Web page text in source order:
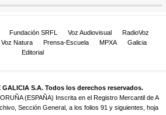
Fundación SRFL Voz Audiovisual
RadioVoz
Voz Natura Prensa-Escuela MPXA
Galicia
Editorial
S.A. Todos los derechos reservados.
(ESPAÑA) Inscrita en el Registro Mercantil de A
Sección General, a los folios 91 y siguientes, hoja